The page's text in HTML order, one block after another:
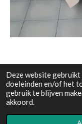
Deze website
doeleinden en/of het
gebruik te blijven
akkoord.
© All the pictures on this